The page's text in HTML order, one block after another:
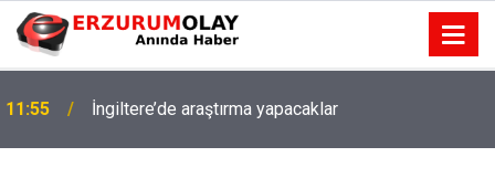
11:55 İngiltere’de araştırma yapacaklar